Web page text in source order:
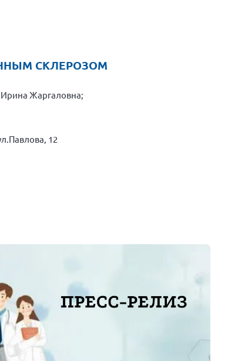
СКЛЕРОЗОМ
Жаргаловна;
12